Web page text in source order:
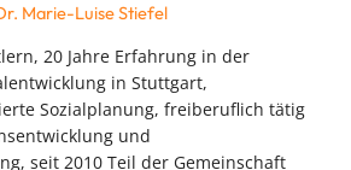
Marie-Luise Stiefel
20 Jahre Erfahrung in der
in Stuttgart,
Sozialplanung, freiberuflich tätig
und
seit 2010 Teil der Gemeinschaft